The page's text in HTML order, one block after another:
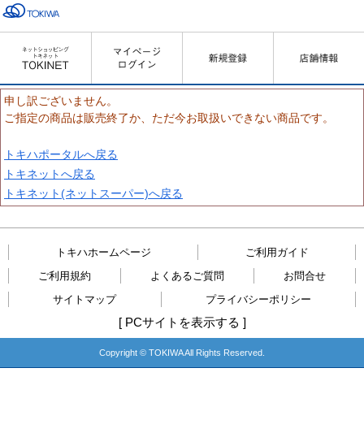
申し訳ございません。
ご指定の商品は販売終了か、ただ今お取扱いできない商品です。
トキハポータルへ戻る
トキネットへ戻る
トキネット(ネットスーパー)へ戻る
トキハホームページ
ご利用ガイド
ご利用規約
よくあるご質問
お問合せ
サイトマップ
プライバシーポリシー
[ PCサイトを表示する ]
Copyright © TOKIWA All Rights Reserved.